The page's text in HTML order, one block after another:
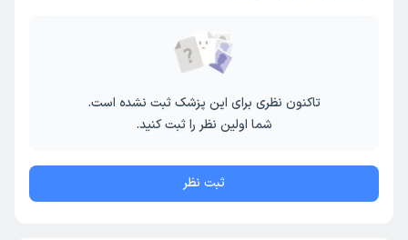
تاکنون نظری برای این پزشک ثبت نشده است.
شما اولین نظر را ثبت کنید.
ثبت نظر